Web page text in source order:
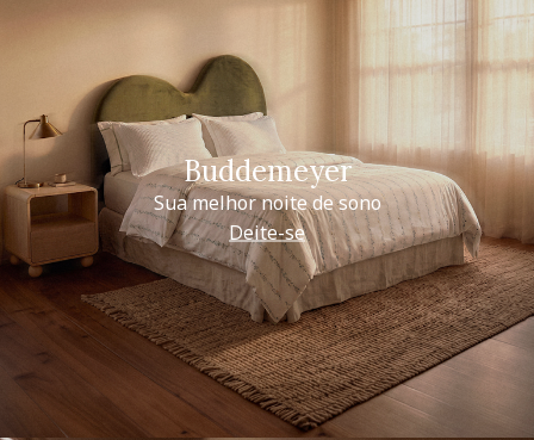
Buddemeyer
Sua melhor noite de sono
Deite-se